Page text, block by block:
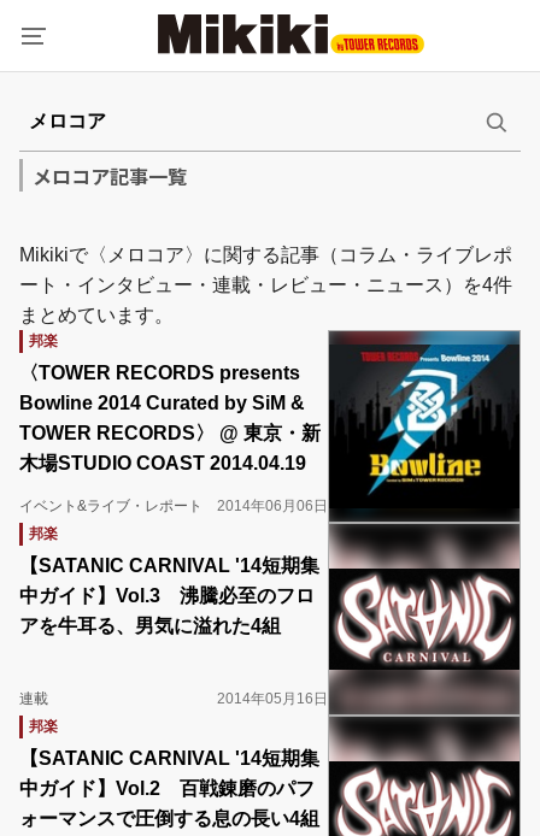
メロコア記事一覧
Mikikiで〈メロコア〉に関する記事（コラム・ライブレポ
ート・インタビュー・連載・レビュー・ニュース）を4件
まとめています。
邦楽
〈TOWER RECORDS presents
Bowline 2014 Curated by SiM &
TOWER RECORDS〉 @ 東京・新
木場STUDIO COAST 2014.04.19
イベント&ライブ・レポート
2014年06月06日
邦楽
【SATANIC CARNIVAL '14短期集
中ガイド】Vol.3 沸騰必至のフロ
アを牛耳る、男気に溢れた4組
連載
2014年05月16日
邦楽
【SATANIC CARNIVAL '14短期集
中ガイド】Vol.2 百戦錬磨のパフ
ォーマンスで圧倒する息の長い4組